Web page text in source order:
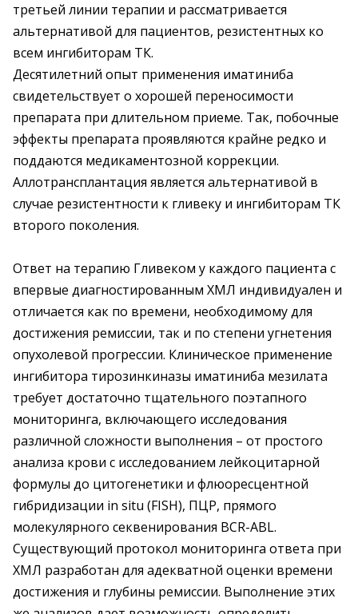
третьей линии терапии и рассматривается
альтернативой для пациентов, резистентных ко
всем ингибиторам ТК.
Десятилетний опыт применения иматиниба
свидетельствует о хорошей переносимости
препарата при длительном приеме. Так, побочные
эффекты препарата проявляются крайне редко и
поддаются медикаментозной коррекции.
Аллотрансплантация является альтернативой в
случае резистентности к гливеку и ингибиторам ТК
второго поколения.
Ответ на терапию Гливеком у каждого пациента с
впервые диагностированным ХМЛ индивидуален и
отличается как по времени, необходимому для
достижения ремиссии, так и по степени угнетения
опухолевой прогрессии. Клиническое применение
ингибитора тирозинкиназы иматиниба мезилата
требует достаточно тщательного поэтапного
мониторинга, включающего исследования
различной сложности выполнения – от простого
анализа крови с исследованием лейкоцитарной
формулы до цитогенетики и флюоресцентной
гибридизации in situ (FISH), ПЦР, прямого
молекулярного секвенирования BCR-ABL.
Существующий протокол мониторинга ответа при
ХМЛ разработан для адекватной оценки времени
достижения и глубины ремиссии. Выполнение этих